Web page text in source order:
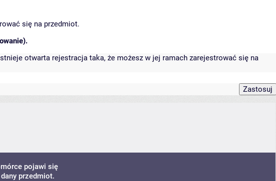
się na przedmiot.
otwarta rejestracja taka, że możesz w jej ramach zarejestrować się na
pojawi się
przedmiot.